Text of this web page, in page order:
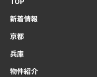
新着情報
京都
兵庫
物件紹介